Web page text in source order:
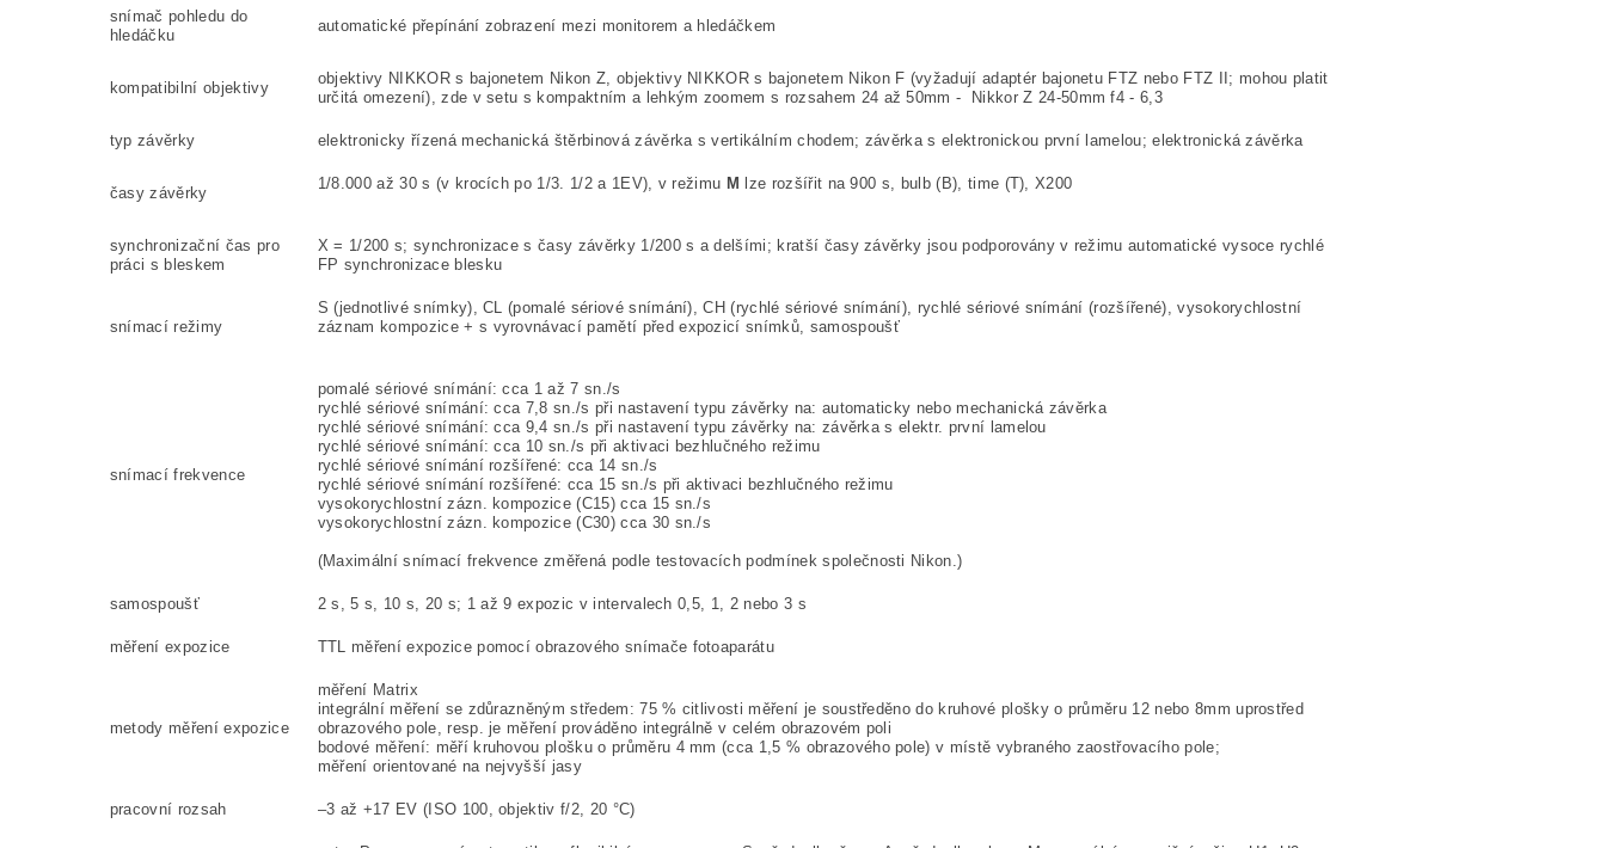
snímač pohledu do
hledáčku
automatické přepínání zobrazení mezi monitorem a hledáčkem
kompatibilní objektivy
objektivy NIKKOR s bajonetem Nikon Z, objektivy NIKKOR s bajonetem Nikon F (vyžadují adaptér bajonetu FTZ nebo FTZ II; mohou platit
určitá omezení), zde v setu s kompaktním a lehkým zoomem s rozsahem 24 až 50mm - Nikkor Z 24-50mm f4 - 6,3
typ závěrky elektronicky řízená mechanická štěrbinová závěrka s vertikálním chodem; závěrka s elektronickou první lamelou; elektronická závěrka
časy závěrky
1/8.000 až 30 s (v krocích po 1/3. 1/2 a 1EV), v režimu M lze rozšířit na 900 s, bulb (B), time (T), X200
synchronizační čas pro
práci s bleskem
X = 1/200 s; synchronizace s časy závěrky 1/200 s a delšími; kratší časy závěrky jsou podporovány v režimu automatické vysoce rychlé
FP synchronizace blesku
snímací režimy
S (jednotlivé snímky), CL (pomalé sériové snímání), CH (rychlé sériové snímání), rychlé sériové snímání (rozšířené), vysokorychlostní
záznam kompozice + s vyrovnávací pamětí před expozicí snímků, samospoušť
snímací frekvence
pomalé sériové snímání: cca 1 až 7 sn./s
rychlé sériové snímání: cca 7,8 sn./s při nastavení typu závěrky na: automaticky nebo mechanická závěrka
rychlé sériové snímání: cca 9,4 sn./s při nastavení typu závěrky na: závěrka s elektr. první lamelou
rychlé sériové snímání: cca 10 sn./s při aktivaci bezhlučného režimu
rychlé sériové snímání rozšířené: cca 14 sn./s
rychlé sériové snímání rozšířené: cca 15 sn./s při aktivaci bezhlučného režimu
vysokorychlostní zázn. kompozice (C15) cca 15 sn./s
vysokorychlostní zázn. kompozice (C30) cca 30 sn./s
(Maximální snímací frekvence změřená podle testovacích podmínek společnosti Nikon.)
samospoušť 2 s, 5 s, 10 s, 20 s; 1 až 9 expozic v intervalech 0,5, 1, 2 nebo 3 s
měření expozice TTL měření expozice pomocí obrazového snímače fotoaparátu
metody měření expozice
měření Matrix
integrální měření se zdůrazněným středem: 75 % citlivosti měření je soustředěno do kruhové plošky o průměru 12 nebo 8mm uprostřed
obrazového pole,resp. je měření prováděno integrálně v celém obrazovém poli
bodové měření: měří kruhovou plošku o průměru 4 mm (cca 1,5 % obrazového pole) v místě vybraného zaostřovacího pole;
měření orientované na nejvyšší jasy
pracovní rozsah –3 až +17 EV (ISO 100, objektiv f/2, 20 °C)